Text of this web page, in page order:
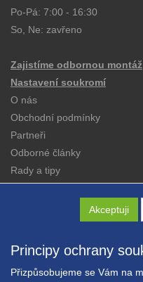
Akceptuji
Principy ochrany
Přizpůsobujeme se Vám na
Po-Pá: 7:00 - 16:30
So, Ne: zavřeno
Zajistíme odbornou montáž
Nastavení soukromí
O nás
Obchodní podmínky
Partneři
Odborné články
Rady a tipy